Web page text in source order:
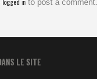
to post a comment.
LE SITE